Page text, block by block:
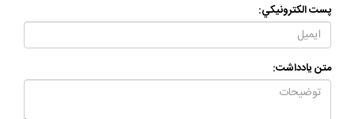
پست الكترونيكي:
متن يادداشت: